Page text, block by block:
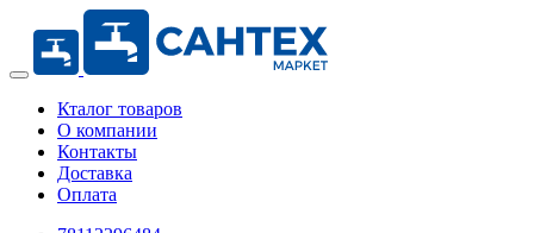
Кталог товаров
О компании
Контакты
Доставка
Оплата